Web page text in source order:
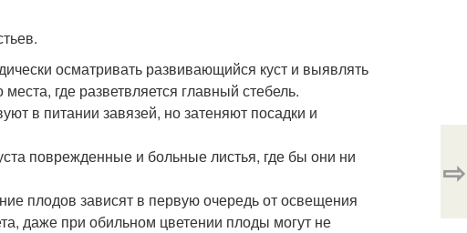
осматривать развивающийся куст и выявлять
где разветвляется главный стебель.
в питании завязей, но затеняют посадки и
поврежденные и больные листья, где бы они ни
плодов зависят в первую очередь от освещения
даже при обильном цветении плоды могут не
⇨